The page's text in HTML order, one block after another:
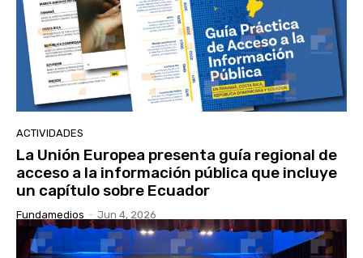
ACTIVIDADES
La Unión Europea presenta guía regional de
acceso a la información pública que incluye
un capítulo sobre Ecuador
Fundamedios - Jun 4, 2026